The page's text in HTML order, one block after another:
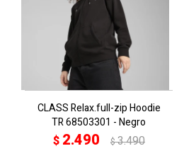
CLASS Relax.full-zip Hoodie
TR 68503301 - Negro
$ 2.490 $3.490